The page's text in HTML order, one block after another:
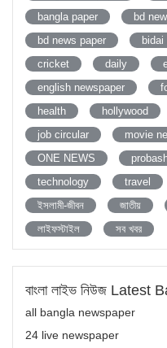
bangla paper
bd
bd news paper
cricket
daily
english newspaper
health
hollywood
job circular
movie
ONE NEWS
technology
travel
ইসলামী-জীবন
জাতীয়
লাইফস্টাইল
সব খবর
বাংলা লাইভ নিউজ
all bangla newspaper
24 live newspaper